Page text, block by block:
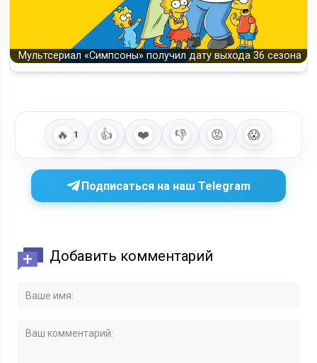
Мультсериал «Симпсоны» получил дату выхода 36 сезона
🔥 1 👍 ❤️ 👎 😡 😱
Подписаться на наш Telegram
Добавить комментарий